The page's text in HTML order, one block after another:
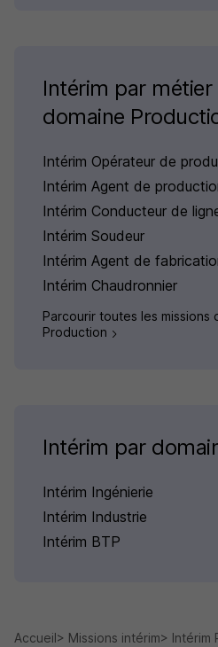
Intérim par métier
domaine
Intérim Opérateur de
Intérim Agent de
Intérim Conducteur de
Intérim Soudeur
Intérim Agent de
Intérim Chaudronnier
Parcourir toutes les missions
Production
Intérim par
Intérim Ingénierie
Intérim Industrie
Intérim BTP
Accueil Missions intérim
Intérim